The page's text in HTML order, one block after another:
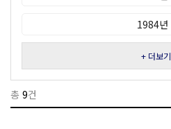
1984년
+ 더보기
총 9건